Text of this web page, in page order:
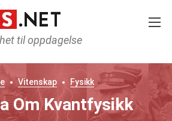
til oppdagelse
Vitenskap Fysikk
Om Kvantfysikk